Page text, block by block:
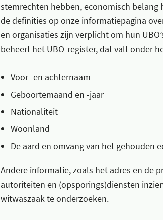
stemrechten hebben, economisch
de definities op onze informatiepagina
en organisaties zijn verplicht om hun
beheert het UBO-register, dat valt onder
Voor- en achternaam
Geboortemaand en -jaar
Nationaliteit
Woonland
De aard en omvang van het gehouden
Andere informatie, zoals het adres en de
autoriteiten en (opsporings)diensten
witwaszaak te onderzoeken.